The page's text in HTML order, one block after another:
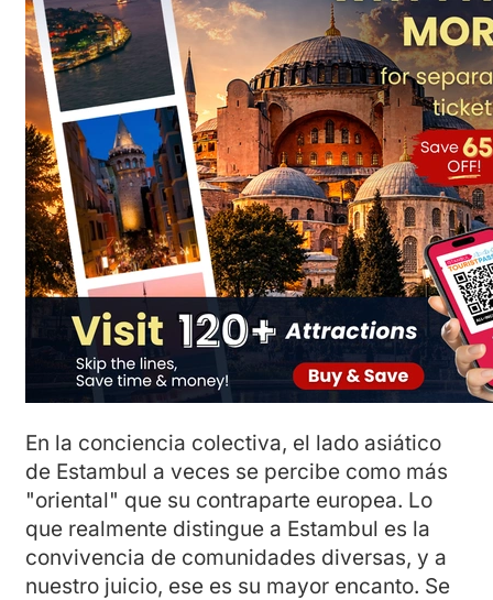
En la conciencia colectiva, el lado asiático
de Estambul a veces se percibe como más
"oriental" que su contraparte europea. Lo
que realmente distingue a Estambul es la
convivencia de comunidades diversas, y a
nuestro juicio, ese es su mayor encanto. Se